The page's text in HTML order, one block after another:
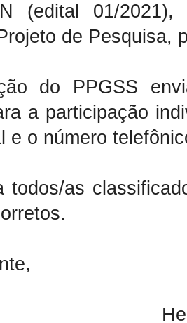
(edital 01/
de Pesquisa,
do PPGSS
a participação
e o número
todos/as